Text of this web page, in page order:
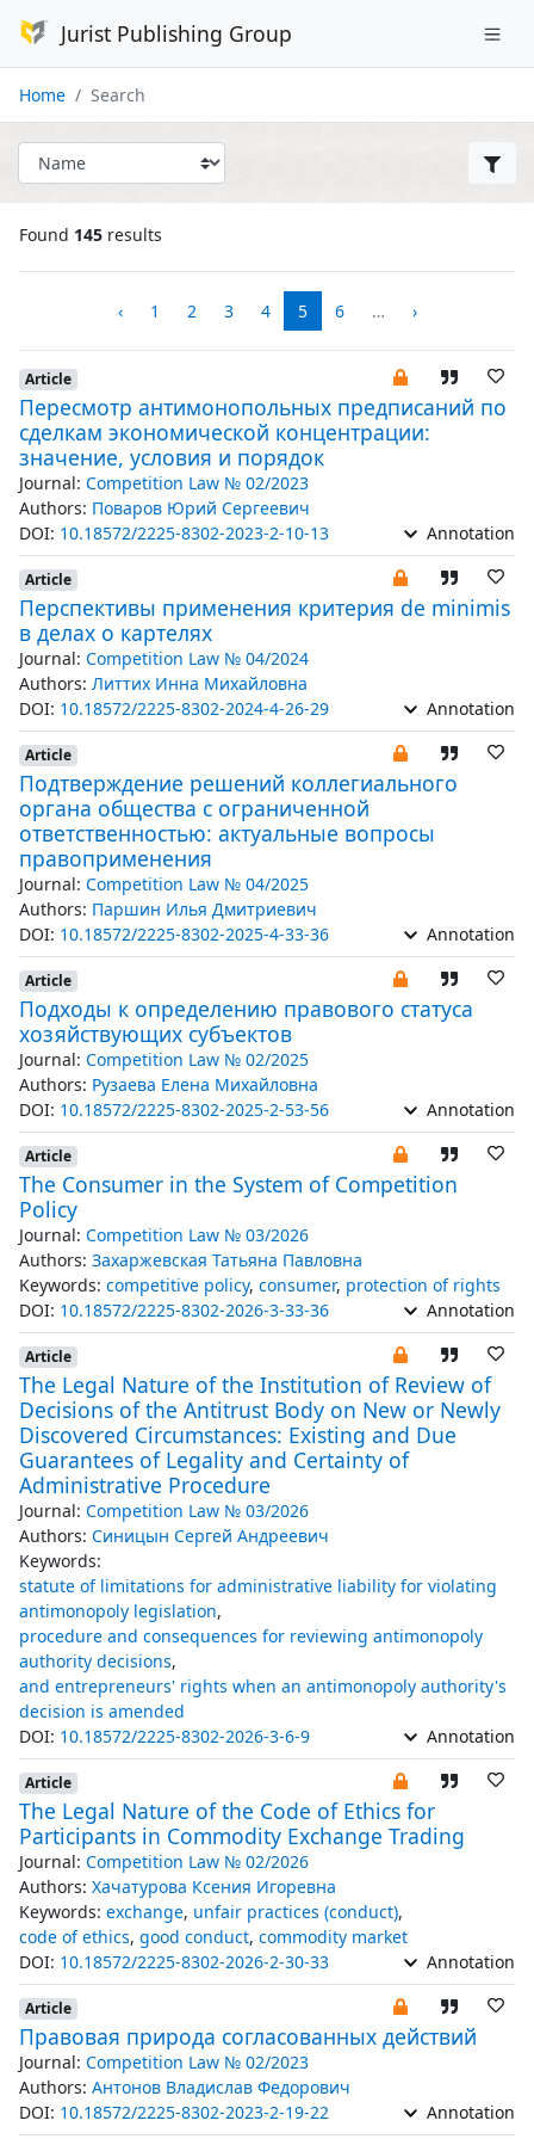
Jurist Publishing Group
Home Search
Found 145 results
‹ 1 2 3 4 5 6 … ›
Article
Пересмотр антимонопольных предписаний по
сделкам экономической концентрации:
значение, условия и порядок
Journal: Competition Law № 02/2023
Authors: Поваров Юрий Сергеевич
DOI: 10.18572/2225-8302-2023-2-10-13 Annotation
Article
Перспективы применения критерия de minimis
в делах о картелях
Journal: Competition Law № 04/2024
Authors: Литтих Инна Михайловна
DOI: 10.18572/2225-8302-2024-4-26-29 Annotation
Article
Подтверждение решений коллегиального
органа общества с ограниченной
ответственностью: актуальные вопросы
правоприменения
Journal: Competition Law № 04/2025
Authors: Паршин Илья Дмитриевич
DOI: 10.18572/2225-8302-2025-4-33-36 Annotation
Article
Подходы к определению правового статуса
хозяйствующих субъектов
Journal: Competition Law № 02/2025
Authors: Рузаева Елена Михайловна
DOI: 10.18572/2225-8302-2025-2-53-56 Annotation
Article
The Consumer in the System of Competition
Policy
Journal: Competition Law № 03/2026
Authors: Захаржевская Татьяна Павловна
Keywords: competitive policy, consumer, protection of rights
DOI: 10.18572/2225-8302-2026-3-33-36 Annotation
Article
The Legal Nature of the Institution of Review of
Decisions of the Antitrust Body on New or Newly
Discovered Circumstances: Existing and Due
Guarantees of Legality and Certainty of
Administrative Procedure
Journal: Competition Law № 03/2026
Authors: Синицын Сергей Андреевич
Keywords:
statute of limitations for administrative liability for violating
antimonopoly legislation,
procedure and consequences for reviewing antimonopoly
authority decisions,
and entrepreneurs' rights when an antimonopoly authority's
decision is amended
DOI: 10.18572/2225-8302-2026-3-6-9 Annotation
Article
The Legal Nature of the Code of Ethics for
Participants in Commodity Exchange Trading
Journal: Competition Law № 02/2026
Authors: Хачатурова Ксения Игоревна
Keywords: exchange, unfair practices (conduct),
code of ethics, good conduct, commodity market
DOI: 10.18572/2225-8302-2026-2-30-33 Annotation
Article
Правовая природа согласованных действий
Journal: Competition Law № 02/2023
Authors: Антонов Владислав Федорович
DOI: 10.18572/2225-8302-2023-2-19-22 Annotation